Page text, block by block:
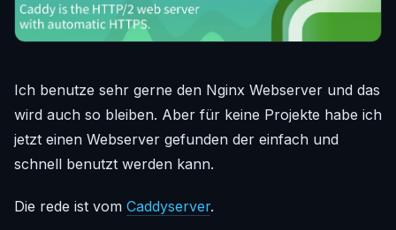
Ich benutze sehr gerne den Nginx Webserver und das
wird auch so bleiben. Aber für keine Projekte habe ich
jetzt einen Webserver gefunden der einfach und
schnell benutzt werden kann.
Die rede ist vom Caddyserver.